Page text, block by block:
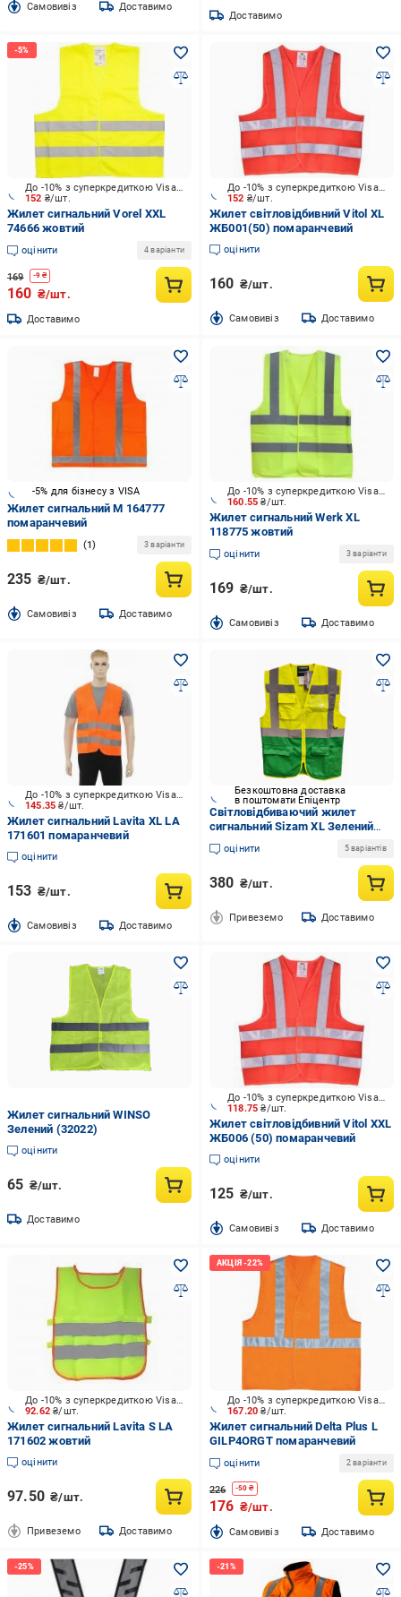
Cамовивіз Доставимо
Доставимо
152 ₴/шт.
До -10% з суперкредиткою Visa Вигода
Жилет сигнальний Vorel XXL
74666 жовтий
оцінити 4 варіанти
169 -9 ₴
160 ₴/шт.
Доставимо
152 ₴/шт.
До -10% з суперкредиткою Visa Вигода
Жилет світловідбивний Vitol XL
ЖБ001(50) помаранчевий
оцінити
160 ₴/шт.
Cамовивіз Доставимо
-5% для бізнесу з VISA
Жилет сигнальний M 164777
помаранчевий
1 3 варіанти
235 ₴/шт.
Cамовивіз Доставимо
160.55₴/шт.
До -10% з суперкредиткою Visa Вигода
Жилет сигнальний Werk XL
118775 жовтий
оцінити 3 варіанти
169 ₴/шт.
Cамовивіз Доставимо
145.35₴/шт.
До -10% з суперкредиткою Visa Вигода
Жилет сигнальний Lavita XL LA
171601 помаранчевий
оцінити
153 ₴/шт.
Cамовивіз Доставимо
Безкоштовна доставка
в поштомати Епіцентр
Світловідбиваючий жилет
сигнальний Sizam XL Зелений
(674-961)
оцінити 5 варіантів
380 ₴/шт.
Привеземо Доставимо
Жилет сигнальний WINSO
Зелений (32022)
оцінити
65 ₴/шт.
Доставимо
118.75₴/шт.
До -10% з суперкредиткою Visa Вигода
Жилет світловідбивний Vitol XXL
ЖБ006 (50) помаранчевий
оцінити
125 ₴/шт.
Cамовивіз Доставимо
92.62₴/шт.
До -10% з суперкредиткою Visa Вигода
Жилет сигнальний Lavita S LA
171602 жовтий
оцінити
97.50 ₴/шт.
Привеземо Доставимо
167.20₴/шт.
До -10% з суперкредиткою Visa Вигода
Жилет сигнальний Delta Plus L
GILP4ORGT помаранчевий
оцінити 2 варіанти
226 -50 ₴
176 ₴/шт.
Cамовивіз Доставимо